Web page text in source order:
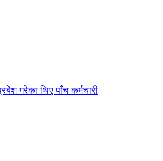
गरेका थिए पाँच कर्मचारी